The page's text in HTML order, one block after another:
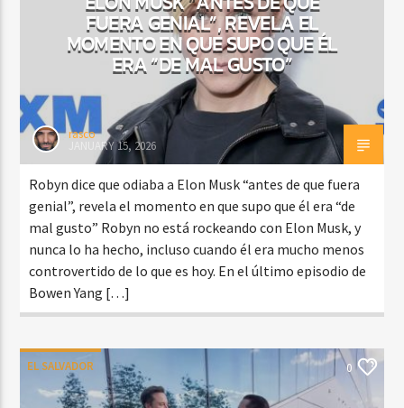
FUERA GENIAL”, REVELA EL
MOMENTO EN QUE SUPO QUE ÉL
ERA “DE MAL GUSTO”
rasco
JANUARY 15, 2026
Robyn dice que odiaba a Elon Musk “antes de que fuera
genial”, revela el momento en que supo que él era “de
mal gusto” Robyn no está rockeando con Elon Musk, y
nunca lo ha hecho, incluso cuando él era mucho menos
controvertido de lo que es hoy. En el último episodio de
Bowen Yang […]
EL SALVADOR 0